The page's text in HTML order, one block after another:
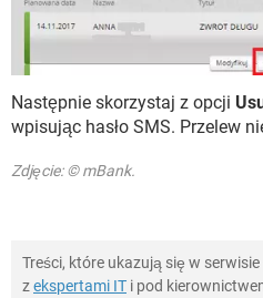
Następnie skorzystaj z opcji
wpisując hasło SMS. Przelew
Zdjęcie: © mBank.
Treści, które ukazują się w
zekspertami IT i pod